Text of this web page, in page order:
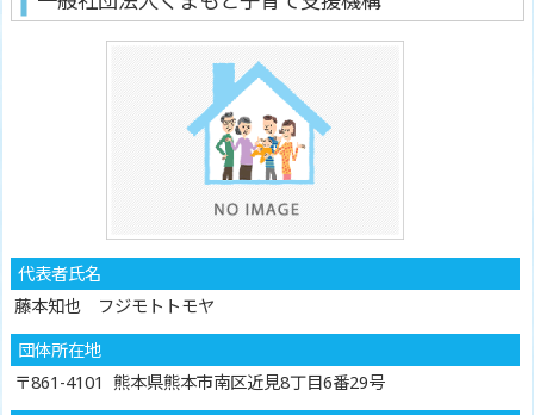
代表者氏名
藤本知也 フジモトトモヤ
団体所在地
〒861-4101 熊本県熊本市南区近見8丁目6番29号